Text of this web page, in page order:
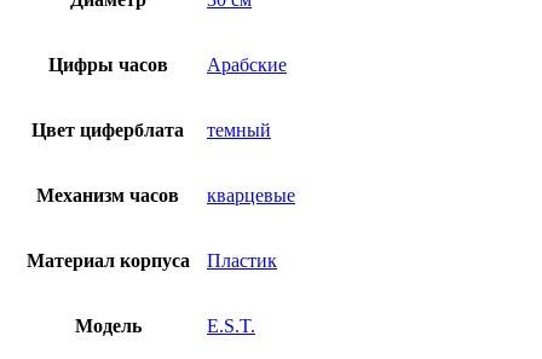
Цифры часов Арабские
Цвет циферблата темный
Механизм часов кварцевые
Материал корпуса Пластик
Модель E.S.T.